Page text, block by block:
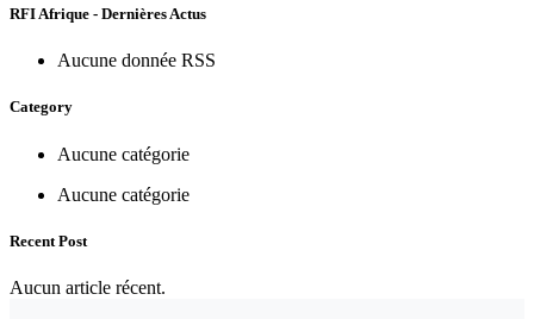
RFI Afrique - Dernières Actus
Aucune donnée RSS
Category
Aucune catégorie
Aucune catégorie
Recent Post
Aucun article récent.